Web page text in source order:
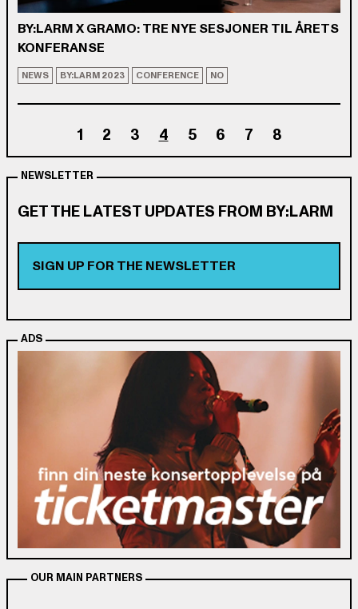
BY:LARM X GRAMO: TRE NYE SESJONER TIL ÅRETS
KONFERANSE
NEWS BY:LARM 2023 CONFERENCE NO
1 2 3 4 5 6 7 8
NEWSLETTER
GET THE LATEST UPDATES FROM BY:LARM
SIGN UP FOR THE NEWSLETTER
ADS
OUR MAIN PARTNERS